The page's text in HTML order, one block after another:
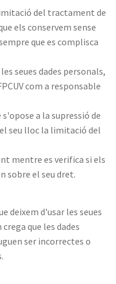
del tractament de
els conservem sense
que es complisca
seues dades personals,
com a responsable
a la supressió de
seu lloc la limitació del
mentre es verifica si els
sobre el seu dret.
deixem d'usar les seues
que les dades
ser incorrectes o